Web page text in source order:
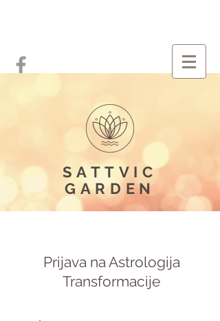
SATTVIC
GARDEN
Prijava na Astrologija
Transformacije